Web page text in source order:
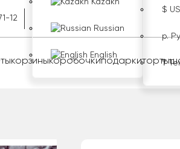
12
Kazakh
Russian
English
$
р.
₸
корзиныкоробочкиподаркиторты